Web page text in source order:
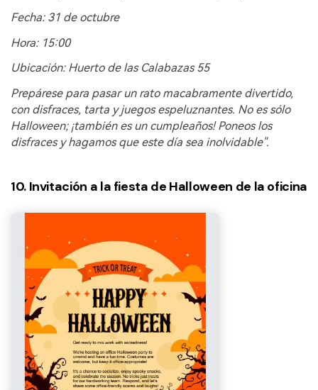
Fecha: 31 de octubre
Hora: 15:00
Ubicación: Huerto de las Calabazas 55
Prepárese para pasar un rato macabramente divertido,
con disfraces, tarta y juegos espeluznantes. No es sólo
Halloween; ¡también es un cumpleaños! Poneos los
disfraces y hagamos que este día sea inolvidable".
10. Invitación a la fiesta de Halloween de la oficina